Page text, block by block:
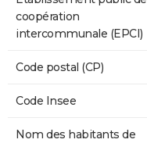
coopération
intercommunale (EPCI)
Code postal (CP)
Code Insee
Nom des habitants de